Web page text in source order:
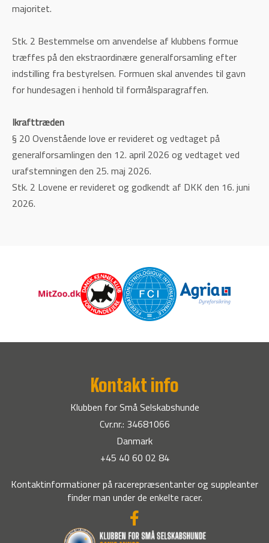
majoritet.
Stk. 2 Bestemmelse om anvendelse af klubbens formue
træffes på den ekstraordinære generalforsamling efter
indstilling fra bestyrelsen. Formuen skal anvendes til gavn
for hundesagen i henhold til formålsparagraffen.
Ikrafttræden
§ 20 Ovenstående love er revideret og vedtaget på
generalforsamlingen den 12. april 2026 og vedtaget ved
urafstemningen den 25. maj 2026.
Stk. 2 Lovene er revideret og godkendt af DKK den 16. juni
2026.
Kontakt info
Klubben for Små Selskabshunde
Cvr.nr.: 34681066
Danmark
+45 40 60 02 84
Kontaktinformationer på racerepræsentanter og suppleanter
finder man under de enkelte racer.